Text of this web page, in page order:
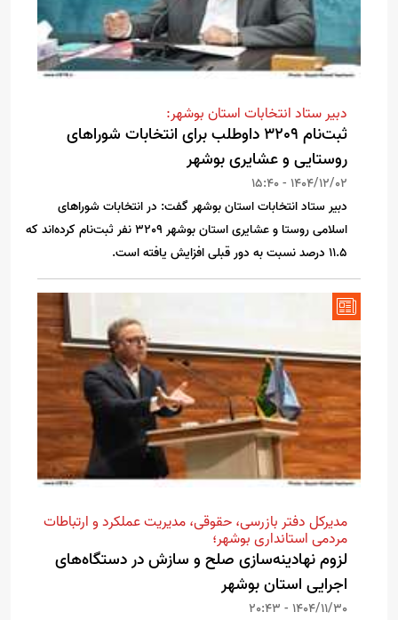
دبیر ستاد انتخابات استان بوشهر:
ثبت‌نام 3209 داوطلب برای انتخابات شوراهای
روستایی و عشایری بوشهر
1404/12/02 - 15:40
دبیر ستاد انتخابات استان بوشهر گفت: در انتخابات شوراهای
اسلامی روستا و عشایری استان بوشهر 3209 نفر ثبت‌نام کرده‌اند که
11.5 درصد نسبت به دور قبلی افزایش یافته است.
مدیرکل دفتر بازرسی، حقوقی، مدیریت عملکرد و ارتباطات
مردمی استانداری بوشهر؛
لزوم نهادینه‌سازی صلح و سازش در دستگاه‌های
اجرایی استان بوشهر
1404/11/30 - 20:43